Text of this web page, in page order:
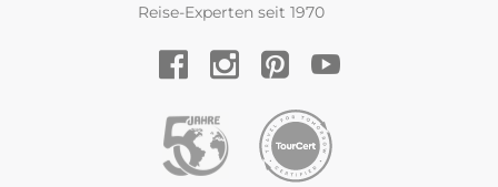
Reise-Experten seit 1970